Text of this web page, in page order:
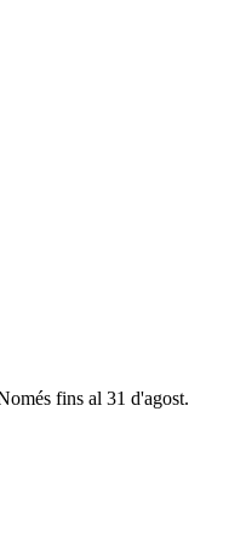
fins al 31 d'agost.